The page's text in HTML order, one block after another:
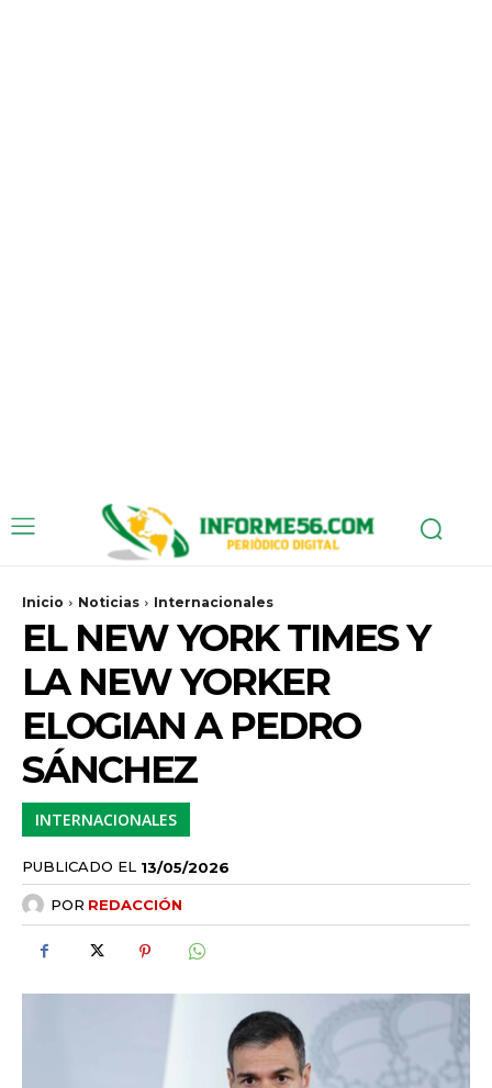
Inicio Noticias Internacionales
EL NEW YORK TIMES Y
LA NEW YORKER
ELOGIAN A PEDRO
SÁNCHEZ
INTERNACIONALES
PUBLICADO EL 13/05/2026
POR REDACCIÓN